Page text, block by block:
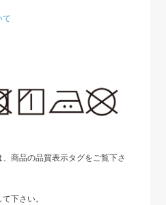
て
商品の品質表示タグをご覧下さ
下さい。